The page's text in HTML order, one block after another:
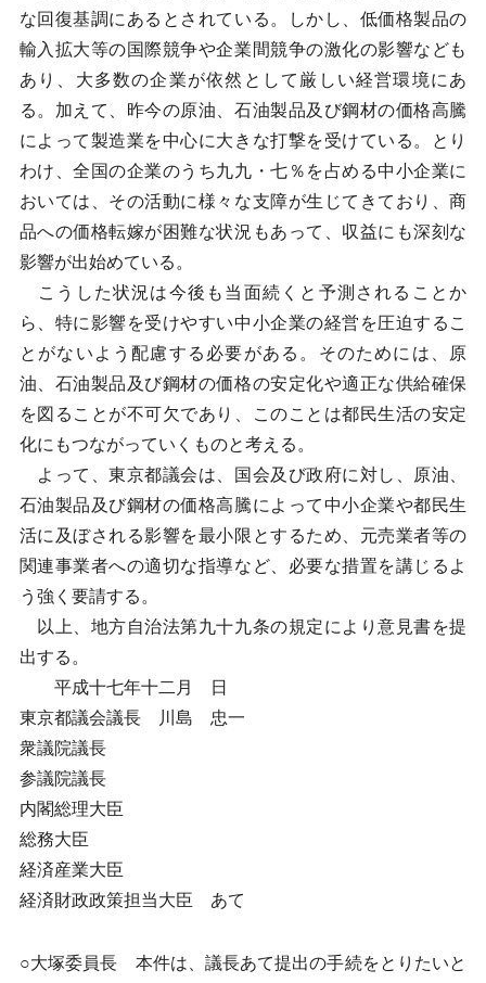
な回復基調にあるとされている。しかし、低価格製品の
輸入拡大等の国際競争や企業間競争の激化の影響なども
あり、大多数の企業が依然として厳しい経営環境にあ
る。加えて、昨今の原油、石油製品及び鋼材の価格高騰
によって製造業を中心に大きな打撃を受けている。とり
わけ、全国の企業のうち九九・七％を占める中小企業に
おいては、その活動に様々な支障が生じてきており、商
品への価格転嫁が困難な状況もあって、収益にも深刻な
影響が出始めている。
こうした状況は今後も当面続くと予測されることか
ら、特に影響を受けやすい中小企業の経営を圧迫するこ
とがないよう配慮する必要がある。そのためには、原
油、石油製品及び鋼材の価格の安定化や適正な供給確保
を図ることが不可欠であり、このことは都民生活の安定
化にもつながっていくものと考える。
よって、東京都議会は、国会及び政府に対し、原油、
石油製品及び鋼材の価格高騰によって中小企業や都民生
活に及ぼされる影響を最小限とするため、元売業者等の
関連事業者への適切な指導など、必要な措置を講じるよ
う強く要請する。
以上、地方自治法第九十九条の規定により意見書を提
出する。
平成十七年十二月 日
東京都議会議長 川島 忠一
衆議院議長
参議院議長
内閣総理大臣
総務大臣
経済産業大臣
経済財政政策担当大臣 あて
○大塚委員長 本件は、議長あて提出の手続をとりたいと